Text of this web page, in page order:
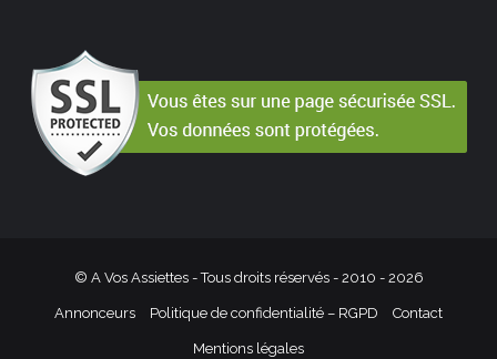
© A Vos Assiettes - Tous droits réservés - 2010 - 2026
Annonceurs Politique de confidentialité – RGPD Contact
Mentions légales